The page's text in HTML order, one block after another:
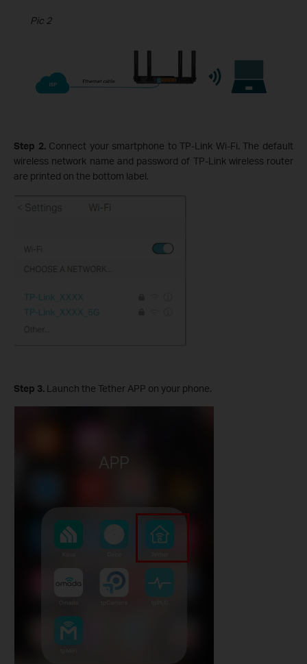
Pic 2
Step 2.Connect your smartphone to TP-Link Wi-Fi. The default
wireless network name and password of TP-Link wireless router
are printed on the bottom label.
Step 3. Launch the Tether APP on your phone.